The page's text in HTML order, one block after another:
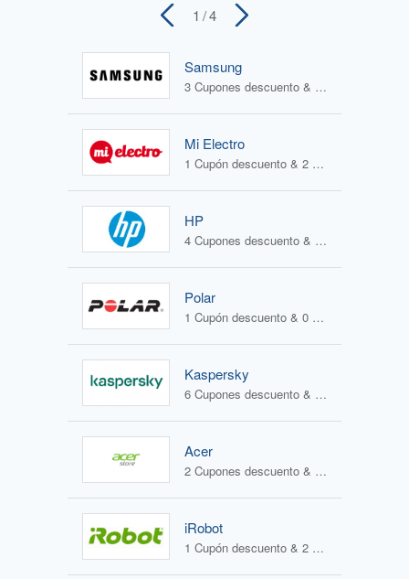
1 / 4
Samsung
3 Cupones descuento & 4 Ofertas
Mi Electro
1 Cupón descuento & 2 Ofertas
HP
4 Cupones descuento & 1 Oferta
Polar
1 Cupón descuento & 0 Ofertas
Kaspersky
6 Cupones descuento & 1 Oferta
Acer
2 Cupones descuento & 2 Ofertas
iRobot
1 Cupón descuento & 2 Ofertas